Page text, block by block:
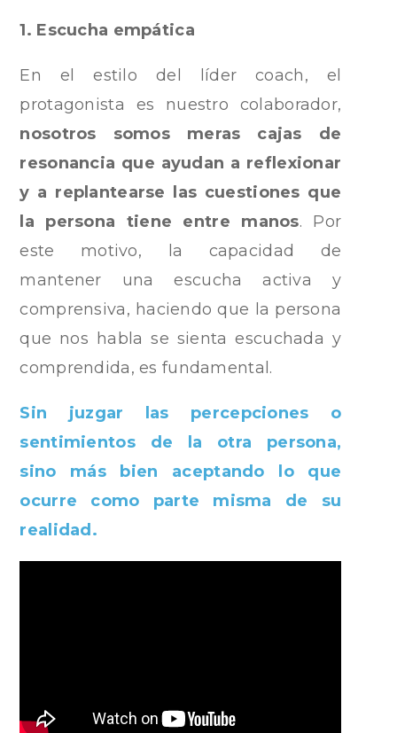
1. Escucha empática
En el estilo del líder coach, el
protagonista es nuestro colaborador,
nosotros somos meras cajas de
resonancia que ayudan a reflexionar
y a replantearse las cuestiones que
la persona tiene entre manos. Por
este motivo, la capacidad de
mantener una escucha activa y
comprensiva, haciendo que la persona
que nos habla se sienta escuchada y
comprendida, es fundamental.
Sin juzgar las percepciones o
sentimientos de la otra persona,
sino más bien aceptando lo que
ocurre como parte misma de su
realidad.